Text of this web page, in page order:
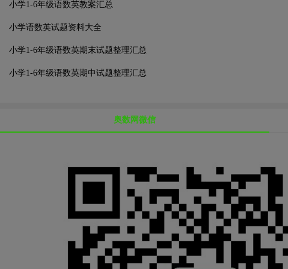
小学1-6年级语数英教案汇总
小学语数英试题资料大全
小学1-6年级语数英期末试题整理汇总
小学1-6年级语数英期中试题整理汇总
奥数网微信